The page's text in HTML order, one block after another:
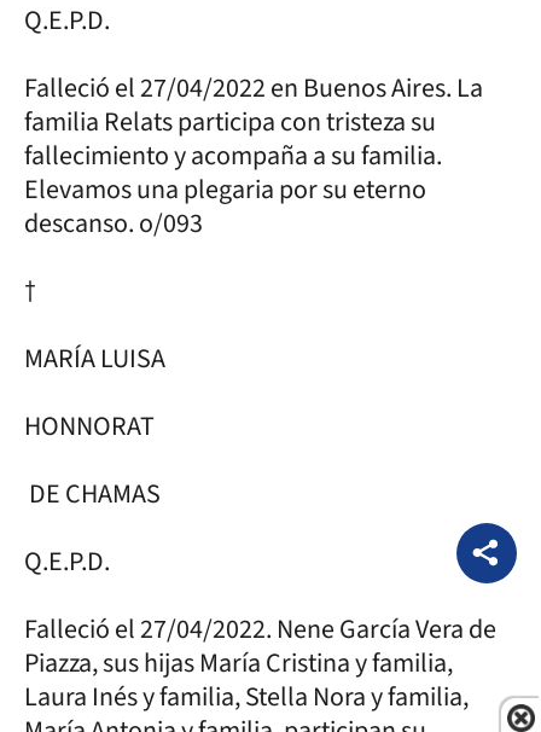
Q.E.P.D.
Falleció el 27/04/2022 en Buenos Aires. La
familia Relats participa con tristeza su
fallecimiento y acompaña a su familia.
Elevamos una plegaria por su eterno
descanso. o/093
†
MARÍA LUISA
HONNORAT
DE CHAMAS
Q.E.P.D.
Falleció el 27/04/2022. Nene García Vera de
Piazza, sus hijas María Cristina y familia,
Laura Inés y familia, Stella Nora y familia,